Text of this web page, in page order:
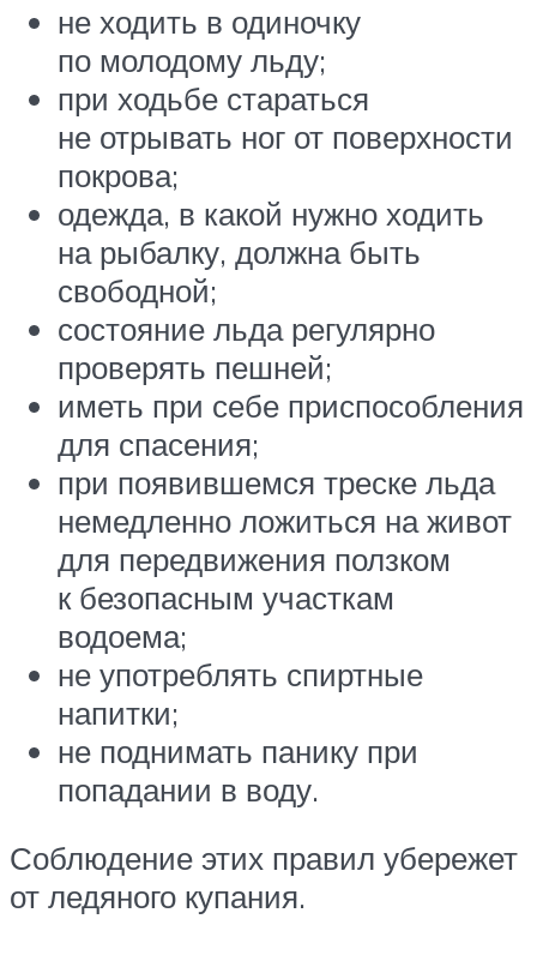
не ходить в одиночку
по молодому льду;
при ходьбе стараться
не отрывать ног от поверхности
покрова;
одежда, в какой нужно ходить
на рыбалку, должна быть
свободной;
состояние льда регулярно
проверять пешней;
иметь при себе приспособления
для спасения;
при появившемся треске льда
немедленно ложиться на живот
для передвижения ползком
к безопасным участкам
водоема;
не употреблять спиртные
напитки;
не поднимать панику при
попадании в воду.
Соблюдение этих правил убережет
от ледяного купания.